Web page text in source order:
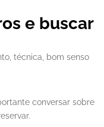
e buscar
técnica, bom senso
conversar sobre